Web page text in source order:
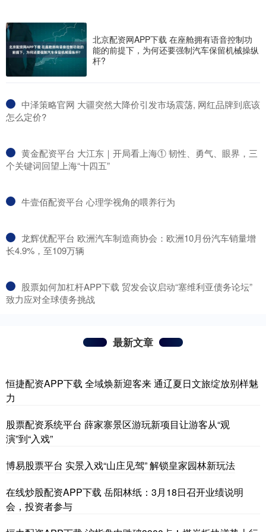
北京配资网APP下载 在座舱拥有语音控制功
能的前提下，为何还要强制汽车保留机械操纵
杆?
​中泽策略官网 大疆突然大降价引发市场震荡, 网红品牌到底该
怎么定价?
​黄金配资平台 大江东｜开局看上海① 韧性、勇气、眼界，三
个关键词回望上海“十四五”
​牛壹佰配资平台 心理学视角的喂养行为
​龙辉优配平台 欧洲汽车制造商协会：欧洲10月份汽车销量增
长4.9%，至109万辆
​股票如何加杠杆APP下载 贸发会议启动“塞维利亚债务论坛”
致力应对全球债务挑战
最新文章
恒捷配资APP下载 全域焕新迎客来 通辽夏日文旅绽放别样魅
力
股票配资系统平台 薛家寨景区游玩新项目让游客从“观
演”到“入戏”
博易股票平台 实景入戏“山庄见驾” 解锁皇家园林新玩法
在线炒股配资APP下载 岳阳林纸：3月18日召开业绩说明
会，投资者参与